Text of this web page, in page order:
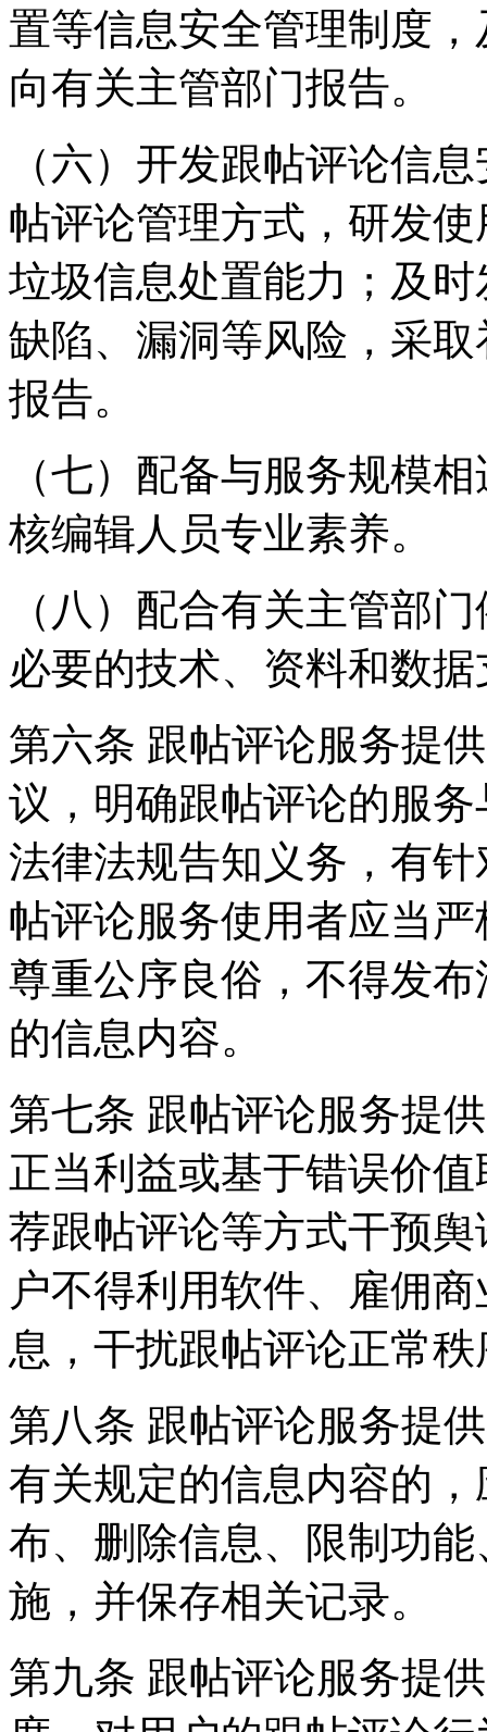
置等信息安全管理制度
向有关主管部门报告。
（六）开发跟帖评论信
帖评论管理方式，研发
垃圾信息处置能力；及
缺陷、漏洞等风险，采
报告。
（七）配备与服务规模
核编辑人员专业素养。
（八）配合有关主管部
必要的技术、资料和数
第六条 跟帖评论服务提
议，明确跟帖评论的服
法律法规告知义务，有
帖评论服务使用者应当
尊重公序良俗，不得发
的信息内容。
第七条 跟帖评论服务提
正当利益或基于错误价
荐跟帖评论等方式干预
户不得利用软件、雇佣
息，干扰跟帖评论正常
第八条 跟帖评论服务提
有关规定的信息内容的
布、删除信息、限制功
施，并保存相关记录。
第九条 跟帖评论服务提